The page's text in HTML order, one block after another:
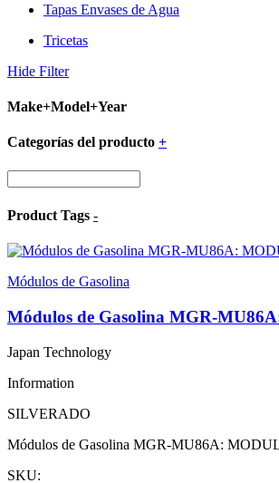
Tapas Envases de Agua
Tricetas
Hide Filter
Make+Model+Year
Categorías del producto +
Product Tags -
Módulos de Gasolina
Módulos de Gasolina MGR-
Japan Technology
Information
SILVERADO
Módulos de Gasolina MGR-MU86A:
SKU: